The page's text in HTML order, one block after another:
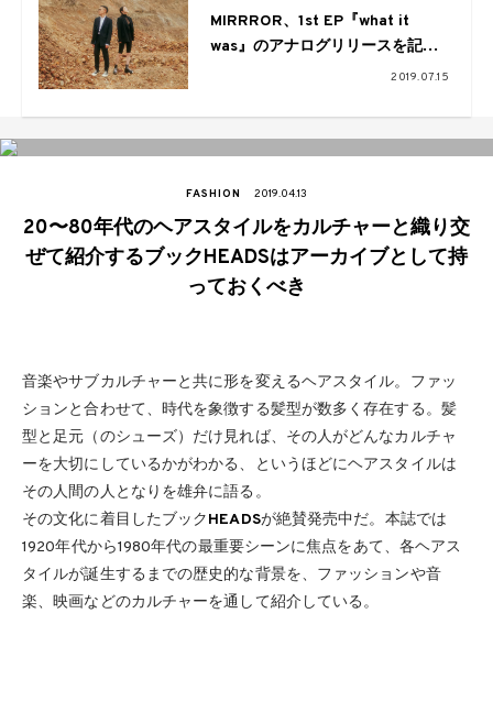
MIRRROR、1st EP『what it
was』のアナログリリースを記念
したインストアライブを渋谷HMV
2019.07.15
FASHION 2019.04.13
20〜80年代のヘアスタイルをカルチャーと織り交
ぜて紹介するブックHEADSはアーカイブとして持
っておくべき
音楽やサブカルチャーと共に形を変えるヘアスタイル。ファッ
ションと合わせて、時代を象徴する髪型が数多く存在する。髪
型と足元（のシューズ）だけ見れば、その人がどんなカルチャ
ーを大切にしているかがわかる、というほどにヘアスタイルは
その人間の人となりを雄弁に語る。
その文化に着目したブックHEADSが絶賛発売中だ。本誌では
1920年代から1980年代の最重要シーンに焦点をあて、各ヘアス
タイルが誕生するまでの歴史的な背景を、ファッションや音
楽、映画などのカルチャーを通して紹介している。